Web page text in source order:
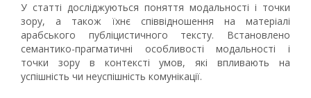
У статті досліджуються поняття модальності і точки
зору, а також їхнє співвідношення на матеріалі
арабського публіцистичного тексту. Встановлено
семантико-прагматичні особливості модальності і
точки зору в контексті умов, які впливають на
успішність чи неуспішність комунікації.